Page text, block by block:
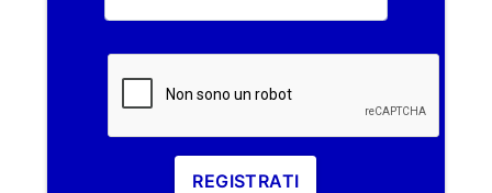
REGISTRATI